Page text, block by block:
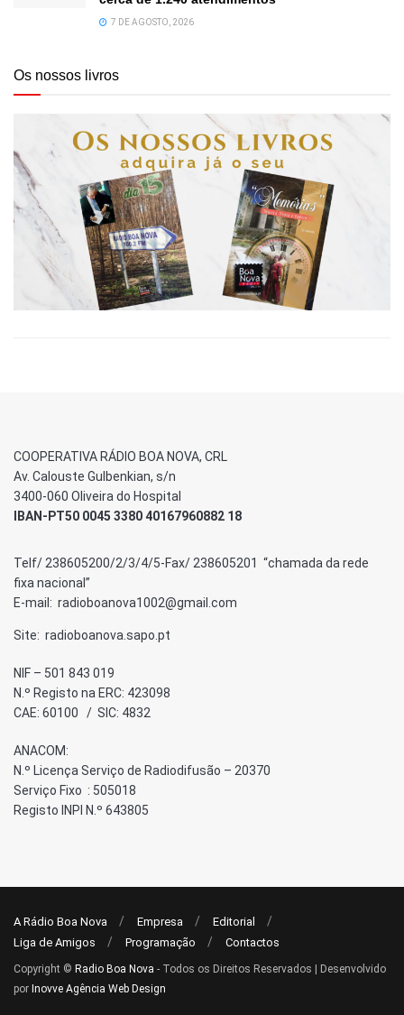
7 DE AGOSTO, 2026
Os nossos livros
COOPERATIVA RÁDIO BOA NOVA, CRL
Av. Calouste Gulbenkian, s/n
3400-060 Oliveira do Hospital
IBAN-PT50 0045 3380 40167960882 18
Telf/ 238605200/2/3/4/5-Fax/ 238605201 “chamada da rede
fixa nacional”
E-mail: radioboanova1002@gmail.com
Site: radioboanova.sapo.pt
NIF – 501 843 019
N.º Registo na ERC: 423098
CAE: 60100 / SIC: 4832
ANACOM:
N.º Licença Serviço de Radiodifusão – 20370
Serviço Fixo : 505018
Registo INPI N.º 643805
A Rádio Boa Nova Empresa
Editorial
Liga de Amigos
Programação Contactos
Copyright © Radio Boa Nova - Todos os Direitos Reservados | Desenvolvido
por Inovve Agência Web Design